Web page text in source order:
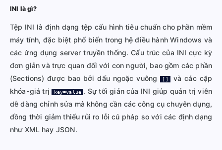
INI là gì?
Tệp INI là định dạng tệp cấu hình tiêu chuẩn cho phần mềm
máy tính, đặc biệt phổ biến trong hệ điều hành Windows và
các ứng dụng server truyền thống. Cấu trúc của INI cực kỳ
đơn giản và trực quan đối với con người, bao gồm các phần
(Sections) được bao bởi dấu ngoặc vuông
[]
và các cặp
khóa-giá trị
key=value . Sự tối giản của INI giúp quản trị viên
dễ dàng chỉnh sửa mà không cần các công cụ chuyên dụng,
đồng thời giảm thiểu rủi ro lỗi cú pháp so với các định dạng
như XML hay JSON.